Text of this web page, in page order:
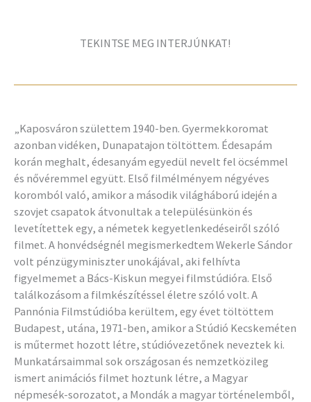
TEKINTSE MEG INTERJÚNKAT!
„Kaposváron születtem 1940-ben. Gyermekkoromat
azonban vidéken, Dunapatajon töltöttem. Édesapám
korán meghalt, édesanyám egyedül nevelt fel öcsémmel
és nővéremmel együtt. Első filmélményem négyéves
koromból való, amikor a második világháború idején a
szovjet csapatok átvonultak a településünkön és
levetítettek egy, a németek kegyetlenkedéseiről szóló
filmet. A honvédségnél megismerkedtem Wekerle Sándor
volt pénzügyminiszter unokájával, aki felhívta
figyelmemet a Bács-Kiskun megyei filmstúdióra. Első
találkozásom a filmkészítéssel életre szóló volt. A
Pannónia Filmstúdióba kerültem, egy évet töltöttem
Budapest, utána, 1971-ben, amikor a Stúdió Kecskeméten
is műtermet hozott létre, stúdióvezetőnek neveztek ki.
Munkatársaimmal sok országosan és nemzetközileg
ismert animációs filmet hoztunk létre, a Magyar
népmesék-sorozatot, a Mondák a magyar történelemből,